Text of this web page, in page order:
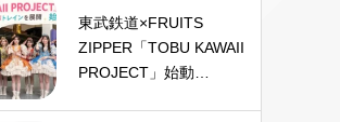
東武鉄道×FRUITS
ZIPPER「TOBU KAWAII
PROJECT」始動…